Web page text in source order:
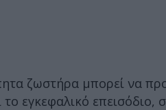
ζωστήρα μπορεί να
εγκεφαλικό επεισόδιο,